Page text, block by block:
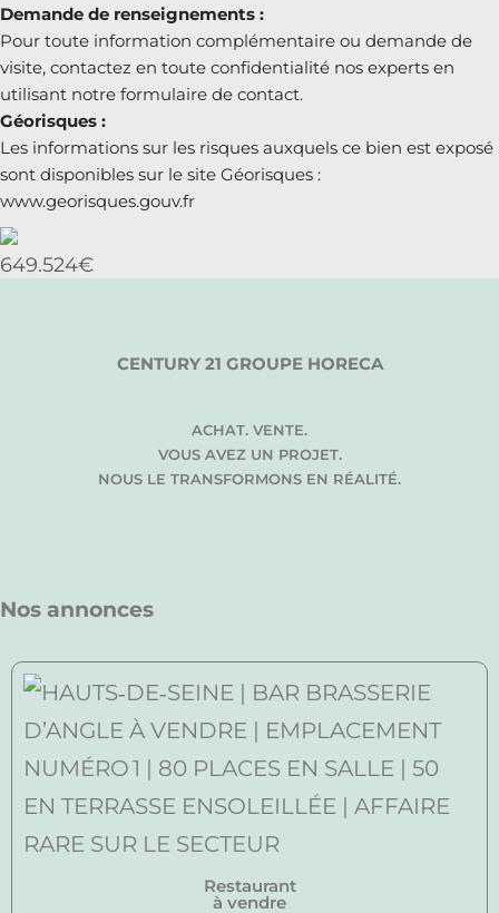
Demande de renseignements :
Pour toute information complémentaire ou demande de
visite, contactez en toute confidentialité nos experts en
utilisant notre formulaire de contact.
Géorisques :
Les informations sur les risques auxquels ce bien est exposé
sont disponibles sur le site Géorisques :
www.georisques.gouv.fr
649.524€
CENTURY 21 GROUPE HORECA
ACHAT. VENTE.
VOUS AVEZ UN PROJET.
NOUS LE TRANSFORMONS EN RÉALITÉ.
Nos annonces
Restaurant
à vendre